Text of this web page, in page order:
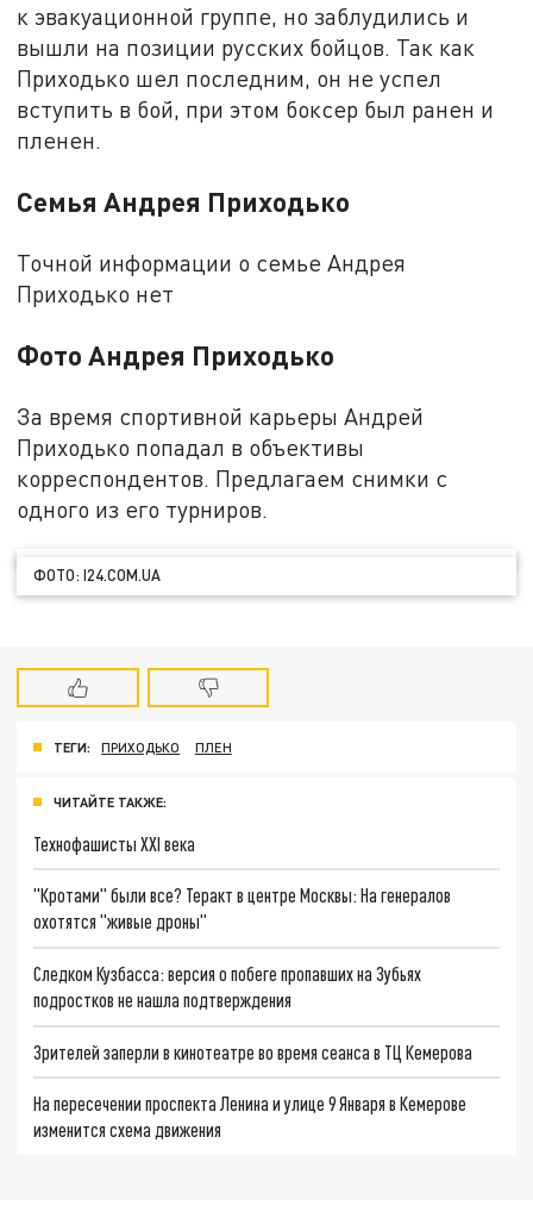
к эвакуационной группе, но заблудились и
вышли на позиции русских бойцов. Так как
Приходько шел последним, он не успел
вступить в бой, при этом боксер был ранен и
пленен.
Семья Андрея Приходько
Точной информации о семье Андрея
Приходько нет
Фото Андрея Приходько
За время спортивной карьеры Андрей
Приходько попадал в объективы
корреспондентов. Предлагаем снимки с
одного из его турниров.
ФОТО: I24.COM.UA
ТЕГИ: ПРИХОДЬКО ПЛЕН
ЧИТАЙТЕ ТАКЖЕ:
Технофашисты XXI века
"Кротами" были все? Теракт в центре Москвы: На генералов
охотятся "живые дроны"
Следком Кузбасса: версия о побеге пропавших на Зубьях
подростков не нашла подтверждения
Зрителей заперли в кинотеатре во время сеанса в ТЦ Кемерова
На пересечении проспекта Ленина и улице 9 Января в Кемерове
изменится схема движения